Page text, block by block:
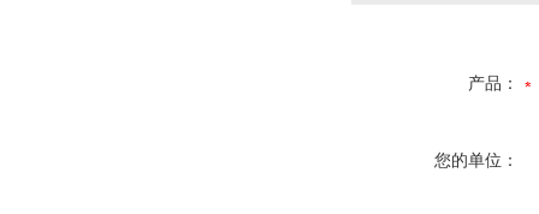
产品：
您的单位：